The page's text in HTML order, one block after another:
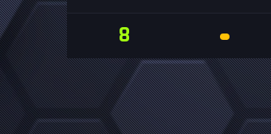
8